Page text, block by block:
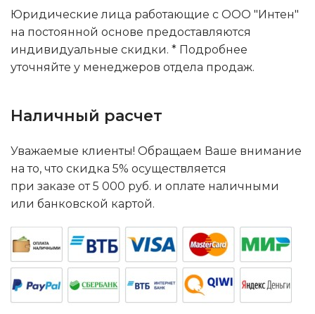
Юридические лица работающие с ООО "Интен"
на постоянной основе предоставляются
индивидуальные скидки. * Подробнее
уточняйте у менеджеров отдела продаж.
Наличный расчет
Уважаемые клиенты! Обращаем Ваше внимание
на то, что скидка 5% осуществляется
при заказе от 5 000 руб. и оплате наличными
или банковской картой.